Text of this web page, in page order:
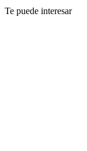
Te puede interesar